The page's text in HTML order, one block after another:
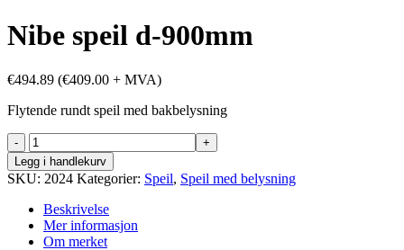
Nibe speil d-900mm
€494.89 (€409.00 + MVA)
Flytende rundt speil med bakbelysning
Nibe
speil
d-
900mm
antall
Legg i handlekurv
SKU: 2024 Kategorier: Speil, Speil med belysning
Beskrivelse
Mer informasjon
Om merket